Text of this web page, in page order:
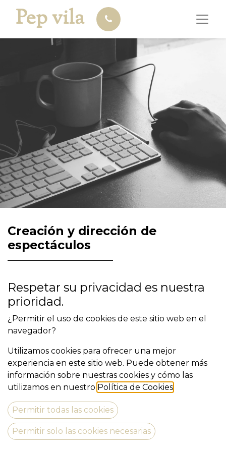
Pep vila
Creación y dirección de
espectáculos
Dirijo espectáculos para compañías y para
artistas que tienen un proyecto escrito o por
escribir. Estoy especializado en dirigir
espectáculos de creación. Acompaño todo el
proceso de creación, des de su inicio hasta el
día del estreno.
Ayudas a la creación,
dramaturgias y personajes.
Ofrezco ayudas a la carta, acompaño
Respetar su privacidad es nuestra
prioridad.
¿Permitir el uso de cookies de este sitio web en el
navegador?
Utilizamos cookies para ofrecer una mejor
experiencia en este sitio web. Puede obtener más
información sobre nuestras cookies y cómo las
utilizamos en nuestro Política de Cookies
Permitir todas las cookies
Permitir solo las cookies necesarias